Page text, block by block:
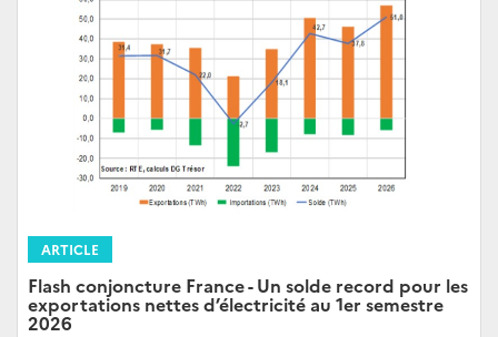
ARTICLE
Flash conjoncture France - Un solde record pour les
exportations nettes d’électricité au 1er semestre
2026